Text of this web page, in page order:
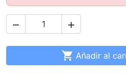
 
 Añadir al